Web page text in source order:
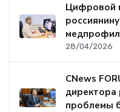
Цифровой
28/04/2026
CNews
проблемы